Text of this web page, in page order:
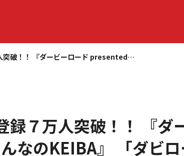
突破！！ 『ダービーロード presented…
録７万人突破！！ 『
なのKEIBA』 「ダビ